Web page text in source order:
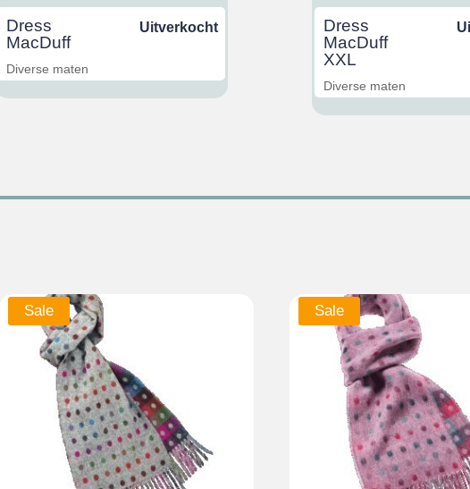
Dress
MacDuff
Uitverkocht
Diverse maten
Dress
MacDuff
XXL
Diverse maten
Sale Sale